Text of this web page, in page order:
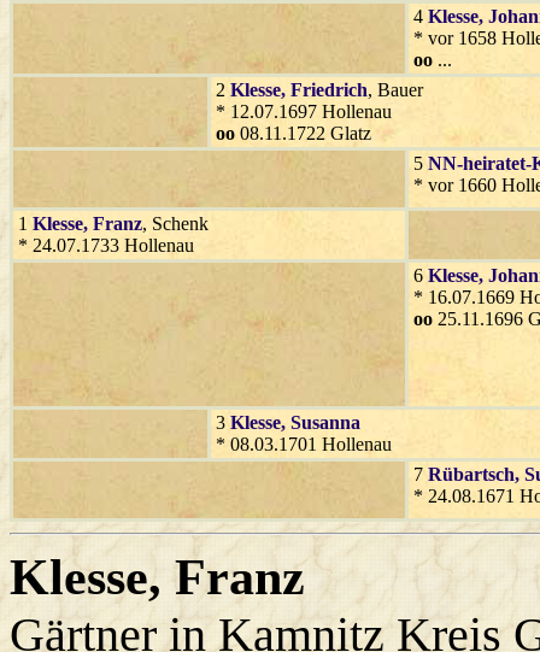
4 Klesse,
* vor 1658
oo ...
2 Klesse, Friedrich, Bauer
* 12.07.1697 Hollenau
oo 08.11.1722 Glatz
5 NN-heiratet-
* vor 1660
1 Klesse, Franz, Schenk
* 24.07.1733 Hollenau
6 Klesse,
* 16.07.1669
oo 25.11.1696
3 Klesse, Susanna
* 08.03.1701 Hollenau
7 Rübartsch,
* 24.08.1671
Klesse, Franz
Gärtner in Kamnitz Kreis